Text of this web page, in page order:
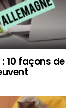
10 façons de